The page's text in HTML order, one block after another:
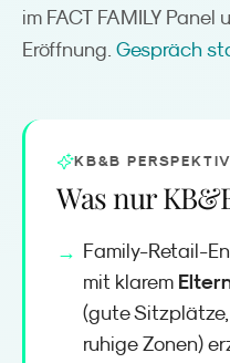
im FACT FAMILY
Eröffnung. Gespräch
KB&B
Was nur
Family-Retail-
mit klarem
(gute
ruhige Zonen)